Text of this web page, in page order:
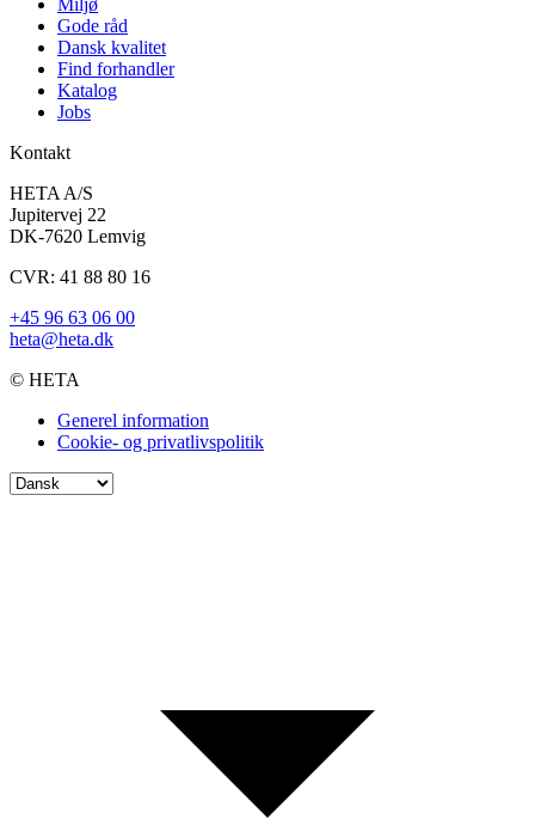
Miljø
Gode råd
Dansk kvalitet
Find forhandler
Katalog
Jobs
Kontakt
HETA A/S
Jupitervej 22
DK-7620 Lemvig
CVR: 41 88 80 16
+45 96 63 06 00
heta@heta.dk
© HETA
Generel information
Cookie- og privatlivspolitik